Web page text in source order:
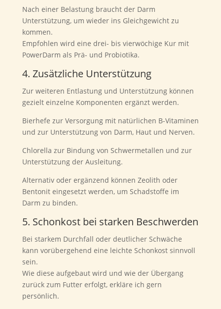
Nach einer Belastung braucht der Darm
Unterstützung, um wieder ins Gleichgewicht zu
kommen.
Empfohlen wird eine drei- bis vierwöchige Kur mit
PowerDarm als Prä- und Probiotika.
4. Zusätzliche Unterstützung
Zur weiteren Entlastung und Unterstützung können
gezielt einzelne Komponenten ergänzt werden.
Bierhefe zur Versorgung mit natürlichen B-Vitaminen
und zur Unterstützung von Darm, Haut und Nerven.
Chlorella zur Bindung von Schwermetallen und zur
Unterstützung der Ausleitung.
Alternativ oder ergänzend können Zeolith oder
Bentonit eingesetzt werden, um Schadstoffe im
Darm zu binden.
5. Schonkost bei starken Beschwerden
Bei starkem Durchfall oder deutlicher Schwäche
kann vorübergehend eine leichte Schonkost sinnvoll
sein.
Wie diese aufgebaut wird und wie der Übergang
zurück zum Futter erfolgt, erkläre ich gern
persönlich.